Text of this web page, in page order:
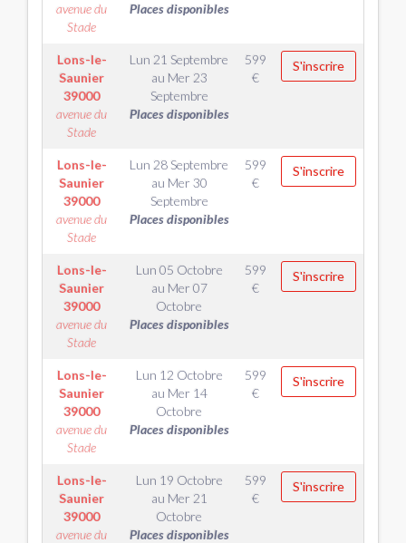
avenue du
Stade
Places disponibles
Lons-le-
Saunier
39000
avenue du
Stade
Lun 21 Septembre
au Mer 23
Septembre
Places disponibles
599
€
S'inscrire
Lons-le-
Saunier
39000
avenue du
Stade
Lun 28 Septembre
au Mer 30
Septembre
Places disponibles
599
€
S'inscrire
Lons-le-
Saunier
39000
avenue du
Stade
Lun 05 Octobre
au Mer 07
Octobre
Places disponibles
599
€
S'inscrire
Lons-le-
Saunier
39000
avenue du
Stade
Lun 12 Octobre
au Mer 14
Octobre
Places disponibles
599
€
S'inscrire
Lons-le-
Saunier
39000
avenue du
Lun 19 Octobre
au Mer 21
Octobre
Places disponibles
599
€
S'inscrire